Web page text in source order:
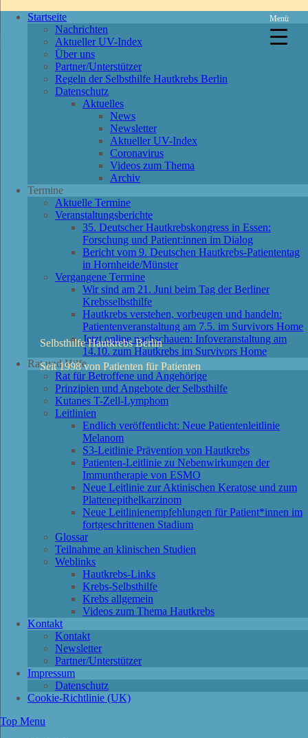
Startseite
Nachrichten
Aktueller UV-Index
Über uns
Partner/Unterstützer
Regeln der Selbsthilfe Hautkrebs Berlin
Datenschutz
Aktuelles
News
Newsletter
Aktueller UV-Index
Coronavirus
Videos zum Thema
Archiv
Termine
Aktuelle Termine
Veranstaltungsberichte
35. Deutscher Hautkrebskongress in Essen:
Forschung und Patient:innen im Dialog
Bericht vom 9. Deutschen Hautkrebs-Patiententag
in Hornheide/Münster
Vergangene Termine
Wir sind am 21. Juni beim Tag der Berliner
Krebsselbsthilfe
Hautkrebs verstehen, vorbeugen und handeln:
Patientenveranstaltung am 7.5. im Survivors Home
Jetzt online nachschauen: Infoveranstaltung am
14.10. zum Hautkrebs im Survivors Home
Rat und Hilfe
Rat für Betroffene und Angehörige
Prinzipien und Angebote der Selbsthilfe
Kutanes T-Zell-Lymphom
Leitlinien
Endlich veröffentlicht: Neue Patientenleitlinie
Melanom
S3-Leitlinie Prävention von Hautkrebs
Patienten-Leitlinie zu Nebenwirkungen der
Immuntherapie von ESMO
Neue Leitlinie zur Aktinischen Keratose und zum
Plattenepithelkarzinom
Neue Leitlinienempfehlungen für Patient*innen im
fortgeschrittenen Stadium
Glossar
Teilnahme an klinischen Studien
Weblinks
Hautkrebs-Links
Krebs-Selbsthilfe
Krebs allgemein
Videos zum Thema Hautkrebs
Kontakt
Kontakt
Newsletter
Partner/Unterstützer
Impressum
Datenschutz
Cookie-Richtlinie (UK)
Top Menu
Selbsthilfe Hautkrebs Berlin
Seit 1998 von Patienten für Patienten
Menü